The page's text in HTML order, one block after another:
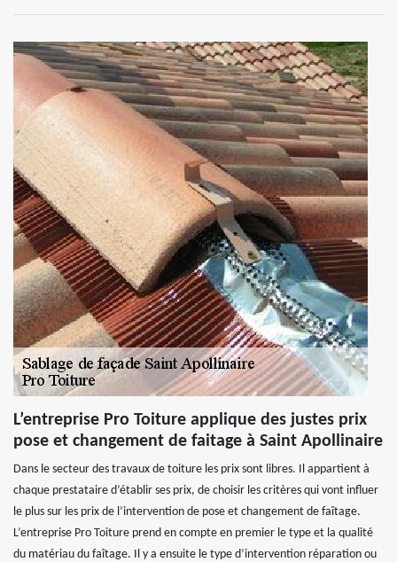
L’entreprise Pro Toiture applique des justes prix
pose et changement de faitage à Saint Apollinaire
Dans le secteur des travaux de toiture les prix sont libres. Il appartient à
chaque prestataire d’établir ses prix, de choisir les critères qui vont influer
le plus sur les prix de l’intervention de pose et changement de faîtage.
L’entreprise Pro Toiture prend en compte en premier le type et la qualité
du matériau du faîtage. Il y a ensuite le type d’intervention réparation ou